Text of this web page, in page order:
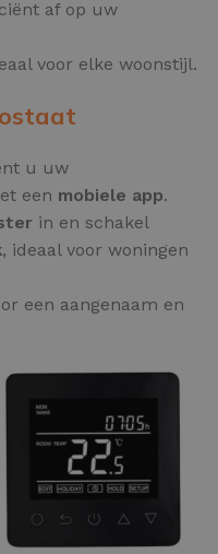
af op uw
voor elke woonstijl.
u uw
een mobiele app.
in en schakel
, ideaal voor woningen
een aangenaam en